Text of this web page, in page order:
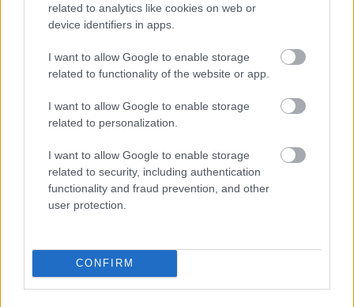
related to analytics like cookies on web or
device identifiers in apps.
I want to allow Google to enable storage
related to functionality of the website or app.
I want to allow Google to enable storage
related to personalization.
I want to allow Google to enable storage
related to security, including authentication
functionality and fraud prevention, and other
user protection.
CONFIRM